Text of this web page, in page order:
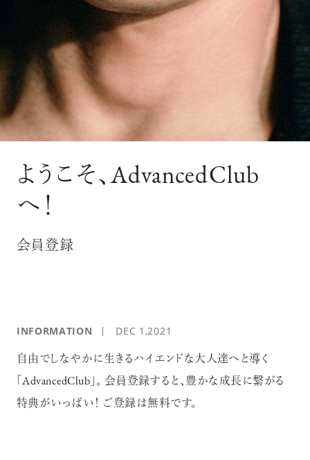
登録は無料です。
一緒に『AdvancedTime』を楽しみましょう！
会員登録をする
ようこそ、AdvancedClub
へ！
会員登録
INFORMATION DEC 1,2021
自由でしなやかに生きるハイエンドな大人達へと導く
「AdvancedClub」。 会員登録すると、豊かな成長に繋がる
特典がいっぱい！ ご登録は無料です。